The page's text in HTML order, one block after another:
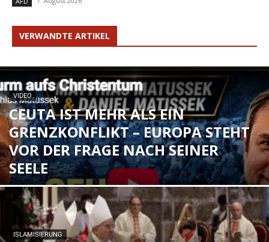
VERWANDTE ARTIKEL
VIDEO
CEUTA IST MEHR ALS EIN
GRENZKONFLIKT – EUROPA STEHT
VOR DER FRAGE NACH SEINER
SEELE
ISLAMISIERUNG